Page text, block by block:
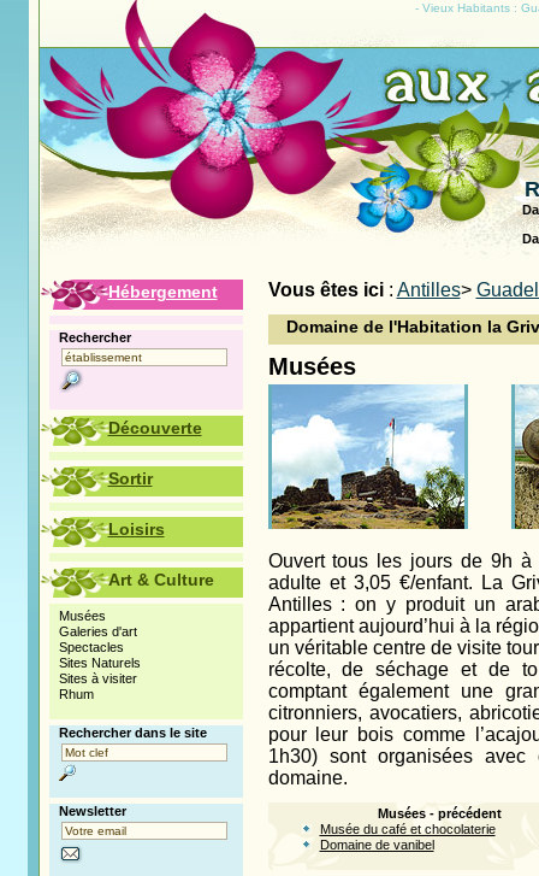
- Vieux Habitants :
Vous êtes ici: Antilles>
Domaine de l'Habitation la
Musées
Ouvert tous les jours de 9h à
adulte et 3,05 €/enfant. La
Antilles : on y produit un
appartient aujourd’hui à la
un véritable centre de visite
récolte, de séchage et de
comptant également une
citronniers, avocatiers,
pour leur bois comme
1h30) sont organisées
domaine.
Musées - précédent
Musée du café et chocolaterie
Domaine de vanibel
Hébergement
Rechercher
Découverte
Sortir
Loisirs
Art & Culture
Musées
Galeries d'art
Spectacles
Sites Naturels
Sites à visiter
Rhum
Rechercher dans le site
Newsletter